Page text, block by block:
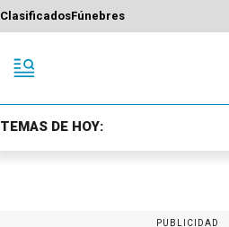
ClasificadosFúnebres
TEMAS DE HOY:
PUBLICIDAD